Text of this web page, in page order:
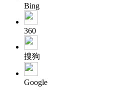
Bing
360
搜狗
Google